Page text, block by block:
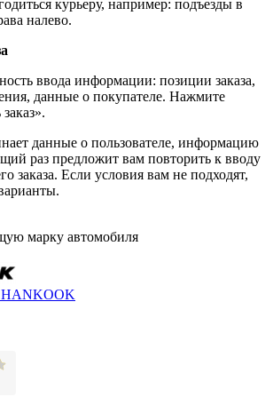
курьеру, например: подъезды в
налево.
ввода информации: позиции заказа,
данные о покупателе. Нажмите
данные о пользователе, информацию
раз предложит вам повторить к вводу
заказа. Если условия вам не подходят,
марку автомобиля
HANKOOK